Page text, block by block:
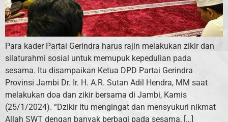
Para kader Partai Gerindra harus rajin melakukan zikir dan
silaturahmi sosial untuk memupuk kepedulian pada
sesama. Itu disampaikan Ketua DPD Partai Gerindra
Provinsi Jambi Dr. Ir. H. A.R. Sutan Adil Hendra, MM saat
melakukan doa dan zikir bersama di Jambi, Kamis
(25/1/2024). “Dzikir itu mengingat dan mensyukuri nikmat
Allah SWT dengan banyak berbagi pada sesama, […]